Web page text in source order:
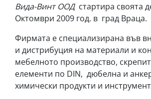
Вида-Винт ООДстартира своята
Октомври 2009 год. в град Враца.
Фирмата е специализирана във
и дистрибуция на материали и
мебелното производство,
елементи по DIN, дюбелна и
химически продукти и